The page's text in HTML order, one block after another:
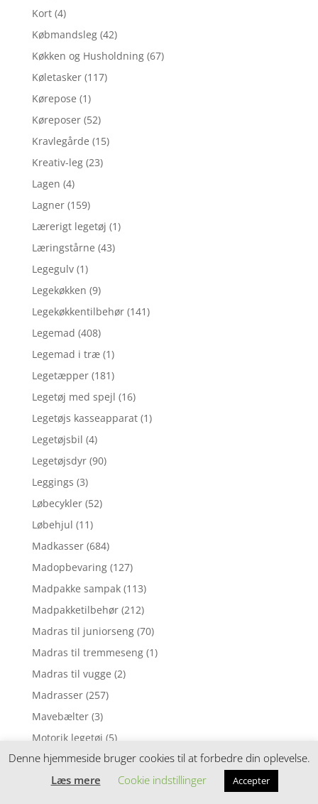
Kort (4)
Købmandsleg (42)
Køkken og Husholdning (67)
Køletasker (117)
Kørepose (1)
Køreposer (52)
Kravlegårde (15)
Kreativ-leg (23)
Lagen (4)
Lagner (159)
Lærerigt legetøj (1)
Læringstårne (43)
Legegulv (1)
Legekøkken (9)
Legekøkkentilbehør (141)
Legemad (408)
Legemad i træ (1)
Legetæpper (181)
Legetøj med spejl (16)
Legetøjs kasseapparat (1)
Legetøjsbil (4)
Legetøjsdyr (90)
Leggings (3)
Løbecykler (52)
Løbehjul (11)
Madkasser (684)
Madopbevaring (127)
Madpakke sampak (113)
Madpakketilbehør (212)
Madras til juniorseng (70)
Madras til tremmeseng (1)
Madras til vugge (2)
Madrasser (257)
Mavebælter (3)
Motorik legetøj (5)
Mørklægningsgardin (3)
Musik uro (6)
Denne hjemmeside bruger cookies til at forbedre din oplevelse.
Læs mere
Cookie indstillinger Accepter